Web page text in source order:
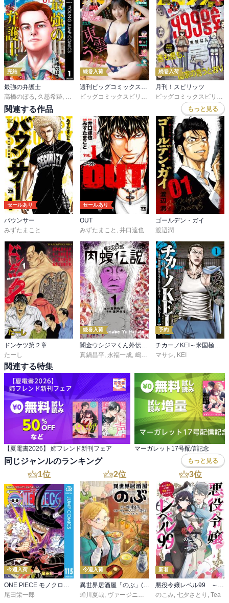
完結
最強の弁護士
高橋のぼる, 久慈希跡, プロジェクトB
続巻入荷
週刊ビッグコミックスピリッツ
ビッグコミックスピリッツ編集部
続巻入荷
月刊！スピリッツ
ビッグコミックスピリッツ編集部
関連する作品 もっと見る
セールあり
バウンサー
みずたまこと
セールあり
OUT
みずたまこと
井口達也
ゴールデン・ガイ
渡辺潤
ドンケツ第２章
たーし
続巻入荷
闇金ウシジマくん外伝 肉蝮伝説
真鍋昌平, 永福一成, 嶋田ひろあき
予約
チカーノKEI～米国極悪刑務所を生き抜いた日本人～
マサシ, KEI
関連する特集
【夏電書2026】 姉フレンド新刊フェア マーガレット17号配信記念
同じジャンルのランキング もっと見る
1位
今週入荷
尾田栄一郎
2位
今週入荷
蝉川夏哉 ヴァージニア二等兵 ,転
3位
新着
のこみ 七夕さとり Tea